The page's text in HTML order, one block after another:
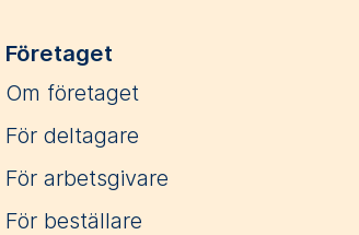
Företaget
Om företaget
För deltagare
För arbetsgivare
För beställare